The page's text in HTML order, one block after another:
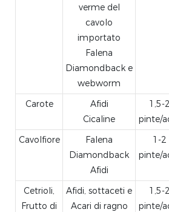
verme del
cavolo
importato
Falena
Diamondback e
webworm
Carote
Afidi
Cicaline
1,5-2
pinte/
Cavolfiore
Falena
Diamondback
Afidi
1-2
pinte/
Cetrioli,
Frutto di
Afidi, sottaceti e
Acari di ragno
1,5-2
pinte/